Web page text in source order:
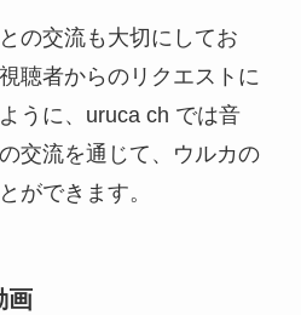
の交流も大切にしてお
聴者からのリクエストに
うに、uruca ch では音
交流を通じて、ウルカの
ができます。
画